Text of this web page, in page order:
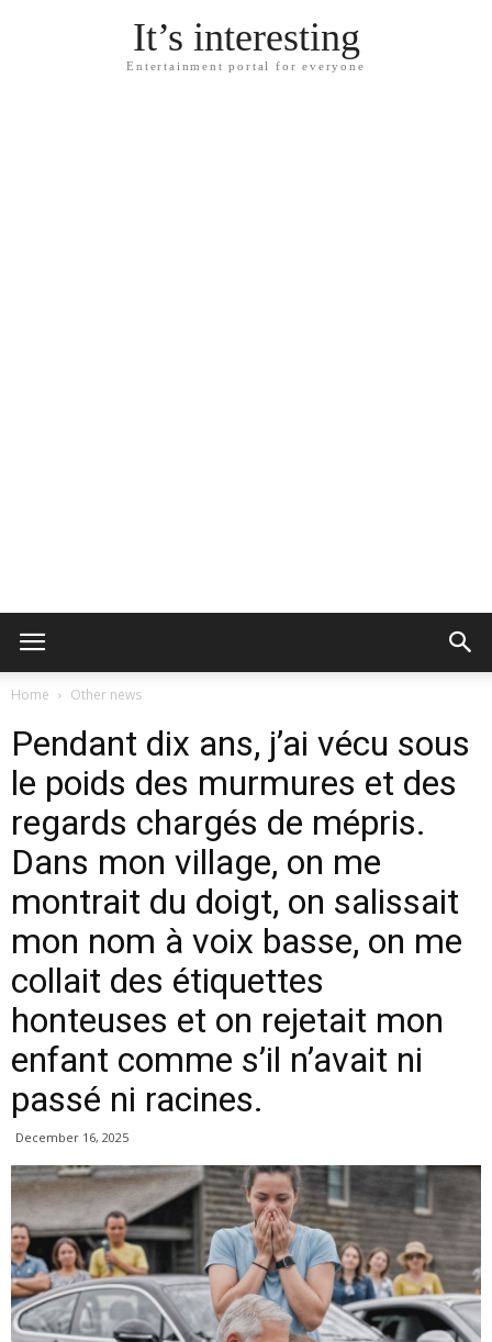
It’s interesting
Entertainment portal for everyone
Home Other news
Pendant dix ans, j’ai vécu sous
le poids des murmures et des
regards chargés de mépris.
Dans mon village, on me
montrait du doigt, on salissait
mon nom à voix basse, on me
collait des étiquettes
honteuses et on rejetait mon
enfant comme s’il n’avait ni
passé ni racines.
December 16, 2025